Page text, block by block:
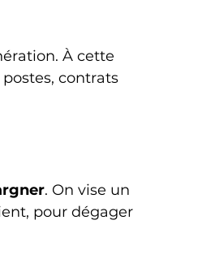
À cette
contrats
. On vise un
pour dégager